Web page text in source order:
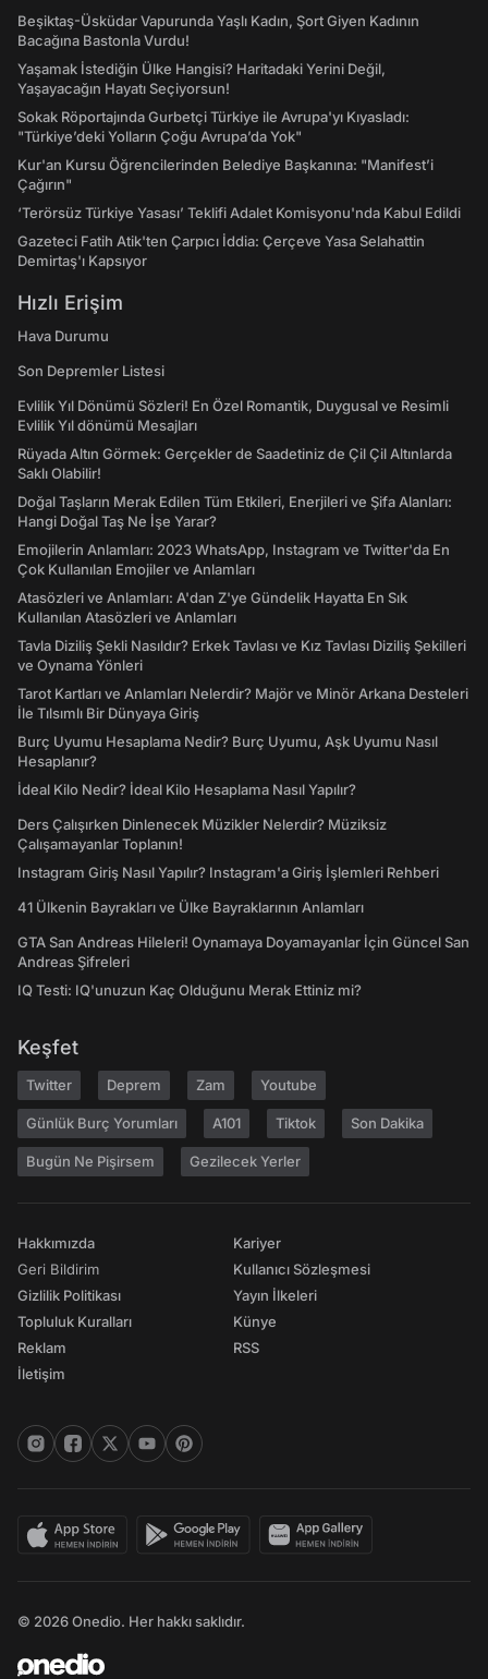
Beşiktaş-Üsküdar Vapurunda Yaşlı Kadın, Şort Giyen Kadının
Bacağına Bastonla Vurdu!
Yaşamak İstediğin Ülke Hangisi? Haritadaki Yerini Değil,
Yaşayacağın Hayatı Seçiyorsun!
Sokak Röportajında Gurbetçi Türkiye ile Avrupa'yı Kıyasladı:
"Türkiye’deki Yolların Çoğu Avrupa’da Yok"
Kur'an Kursu Öğrencilerinden Belediye Başkanına: "Manifest’i
Çağırın"
‘Terörsüz Türkiye Yasası’ Teklifi Adalet Komisyonu'nda Kabul Edildi
Gazeteci Fatih Atik'ten Çarpıcı İddia: Çerçeve Yasa Selahattin
Demirtaş'ı Kapsıyor
Hızlı Erişim
Hava Durumu
Son Depremler Listesi
Evlilik Yıl Dönümü Sözleri! En Özel Romantik, Duygusal ve Resimli
Evlilik Yıl dönümü Mesajları
Rüyada Altın Görmek: Gerçekler de Saadetiniz de Çil Çil Altınlarda
Saklı Olabilir!
Doğal Taşların Merak Edilen Tüm Etkileri, Enerjileri ve Şifa Alanları:
Hangi Doğal Taş Ne İşe Yarar?
Emojilerin Anlamları: 2023 WhatsApp, Instagram ve Twitter'da En
Çok Kullanılan Emojiler ve Anlamları
Atasözleri ve Anlamları: A'dan Z'ye Gündelik Hayatta En Sık
Kullanılan Atasözleri ve Anlamları
Tavla Diziliş Şekli Nasıldır? Erkek Tavlası ve Kız Tavlası Diziliş Şekilleri
ve Oynama Yönleri
Tarot Kartları ve Anlamları Nelerdir? Majör ve Minör Arkana Desteleri
İle Tılsımlı Bir Dünyaya Giriş
Burç Uyumu Hesaplama Nedir? Burç Uyumu, Aşk Uyumu Nasıl
Hesaplanır?
İdeal Kilo Nedir? İdeal Kilo Hesaplama Nasıl Yapılır?
Ders Çalışırken Dinlenecek Müzikler Nelerdir? Müziksiz
Çalışamayanlar Toplanın!
Instagram Giriş Nasıl Yapılır? Instagram'a Giriş İşlemleri Rehberi
41 Ülkenin Bayrakları ve Ülke Bayraklarının Anlamları
GTA San Andreas Hileleri! Oynamaya Doyamayanlar İçin Güncel San
Andreas Şifreleri
IQ Testi: IQ'unuzun Kaç Olduğunu Merak Ettiniz mi?
Keşfet
Twitter Deprem Zam Youtube
Günlük Burç Yorumları A101 Tiktok Son Dakika
Bugün Ne Pişirsem Gezilecek Yerler
Hakkımızda
Geri Bildirim
Gizlilik Politikası
Topluluk Kuralları
Reklam
İletişim
Kariyer
Kullanıcı Sözleşmesi
Yayın İlkeleri
Künye
RSS
© 2026 Onedio. Her hakkı saklıdır.